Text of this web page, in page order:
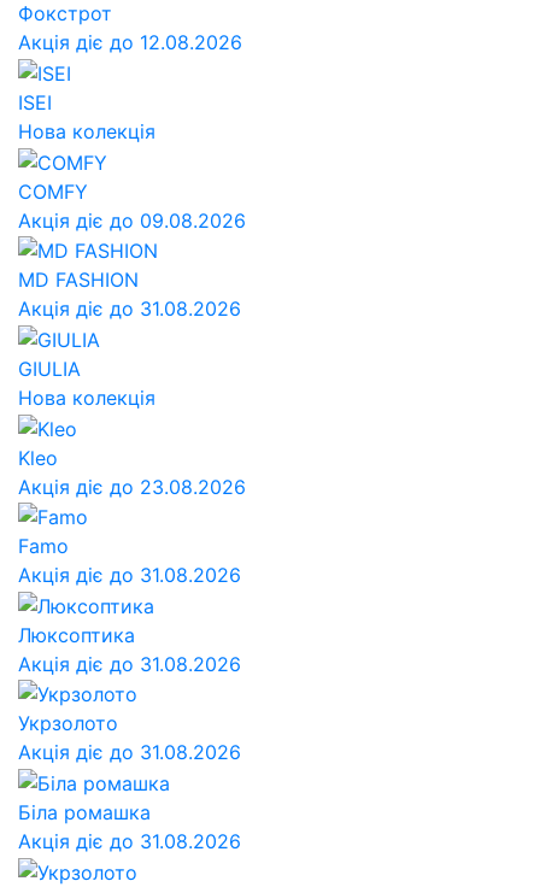
Фокстрот
Акція діє до 12.08.2026
ISEI
Нова колекція
COMFY
Акція діє до 09.08.2026
MD FASHION
Акція діє до 31.08.2026
GIULIA
Нова колекція
Kleo
Акція діє до 23.08.2026
Famo
Акція діє до 31.08.2026
Люксоптика
Акція діє до 31.08.2026
Укрзолото
Акція діє до 31.08.2026
Біла ромашка
Акція діє до 31.08.2026